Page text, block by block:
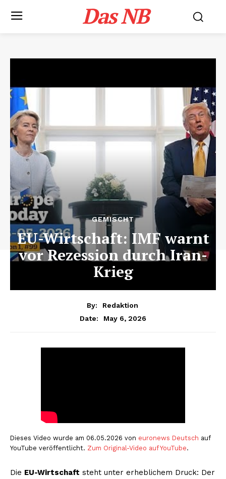
Das NB
GEMISCHT
EU-Wirtschaft: IMF warnt
vor Rezession durch Iran-
Krieg
By:
Redaktion
Date:
May 6, 2026
Dieses Video wurde am 06.05.2026 von euronews Deutsch auf
YouTube veröffentlicht. Zum Original-Video auf YouTube.
Die EU-Wirtschaft steht unter erheblichem Druck: Der